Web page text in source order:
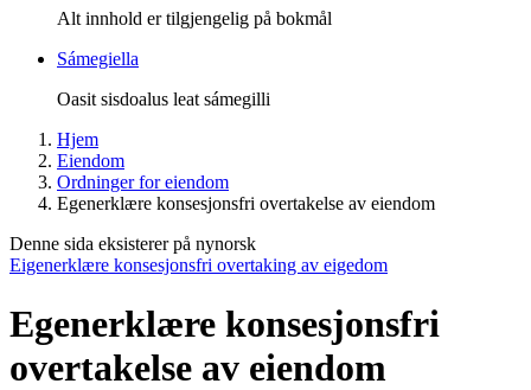
Alt innhold er tilgjengelig på bokmål
Sámegiella
Oasit sisdoalus leat sámegilli
Hjem
Eiendom
Ordninger for eiendom
Egenerklære konsesjonsfri overtakelse av eiendom
Denne sida eksisterer på nynorsk
Eigenerklære konsesjonsfri overtaking av eigedom
Egenerklære konsesjonsfri
overtakelse av eiendom